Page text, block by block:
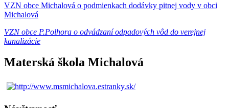
VZN obce Michalová o podmienkach dodávky pitnej vody v obci
Michalová
VZN obce P.Polhora o odvádzaní odpadových vôd do verejnej
kanalizácie
Materská škola Michalová